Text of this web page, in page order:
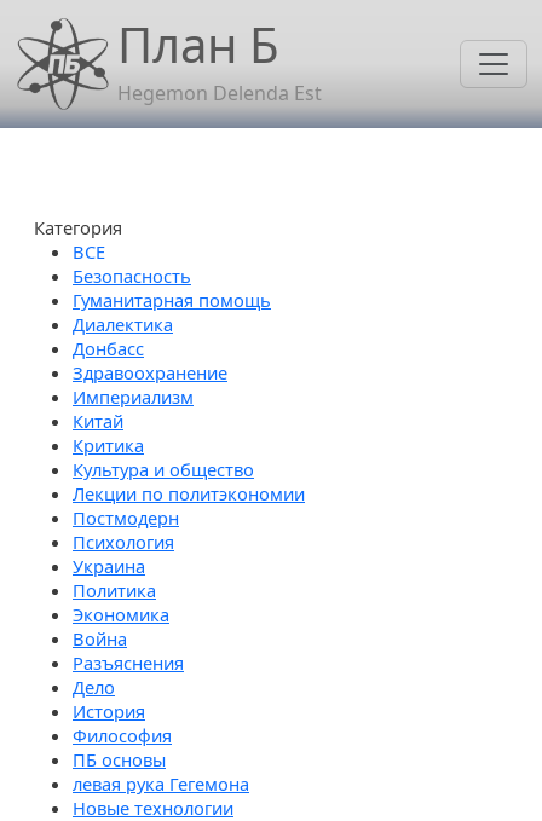
Перейти к основному содержанию
План Б
Hegemon Delenda Est
Категория
Безопасность
Гуманитарная помощь
Диалектика
Донбасс
Здравоохранение
Империализм
Китай
Критика
Культура и общество
Лекции по политэкономии
Постмодерн
Психология
Украина
Политика
Экономика
Война
Разъяснения
Дело
История
Философия
ПБ основы
левая рука Гегемона
Новые технологии